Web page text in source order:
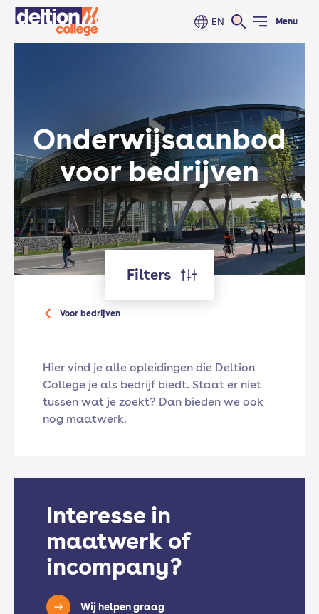
EN Menu
Onderwijs­aanbod
voor bedrijven
Filters
Voor bedrijven
Hier vind je alle opleidingen die Deltion
College je als bedrijf biedt. Staat er niet
tussen wat je zoekt? Dan bieden we ook
nog maatwerk.
Interesse in
maatwerk of
incompany?
Wij helpen graag